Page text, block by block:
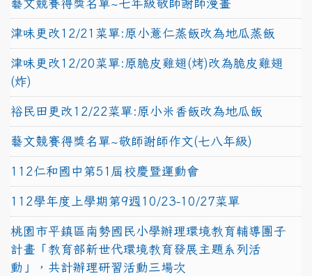
藝文競賽得獎名單~七年級敬師謝師漫畫
津味更改12/21菜單:原小薏仁蒸飯改為地瓜蒸飯
津味更改12/20菜單:原脆皮雞翅(烤)改為脆皮雞翅
(炸)
裕民田更改12/22菜單:原小米香飯改為地瓜飯
藝文競賽得獎名單~敬師謝師作文(七八年級)
112仁和國中第51屆校慶暨運動會
112學年度上學期第9週10/23-10/27菜單
桃園市平鎮區南勢國民小學辦理環境教育輔導團子
計畫「教育部新世代環境教育發展主題系列活
動」，共計辦理研習活動三場次